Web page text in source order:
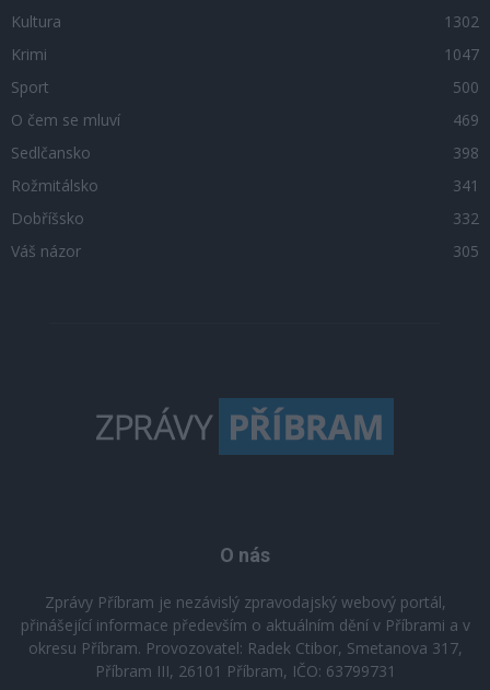
Kultura
1302
Krimi
1047
Sport
500
O čem se mluví
469
Sedlčansko
398
Rožmitálsko
341
Dobříšsko
332
Váš názor
305
O nás
Zprávy Příbram je nezávislý zpravodajský webový portál,
přinášející informace především o aktuálním dění v Příbrami a v
okresu Příbram. Provozovatel: Radek Ctibor, Smetanova 317,
Příbram III, 26101 Příbram, IČO: 63799731